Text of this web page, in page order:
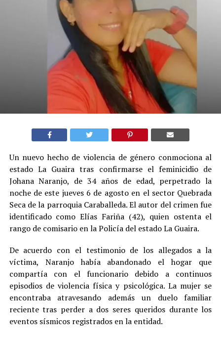
Un nuevo hecho de violencia de género conmociona al
estado La Guaira tras confirmarse el feminicidio de
Johana Naranjo, de 34 años de edad, perpetrado la
noche de este jueves 6 de agosto en el sector Quebrada
Seca de la parroquia Caraballeda. El autor del crimen fue
identificado como Elías Fariña (42), quien ostenta el
rango de comisario en la Policía del estado La Guaira.
De acuerdo con el testimonio de los allegados a la
víctima, Naranjo había abandonado el hogar que
compartía con el funcionario debido a continuos
episodios de violencia física y psicológica. La mujer se
encontraba atravesando además un duelo familiar
reciente tras perder a dos seres queridos durante los
eventos sísmicos registrados en la entidad.